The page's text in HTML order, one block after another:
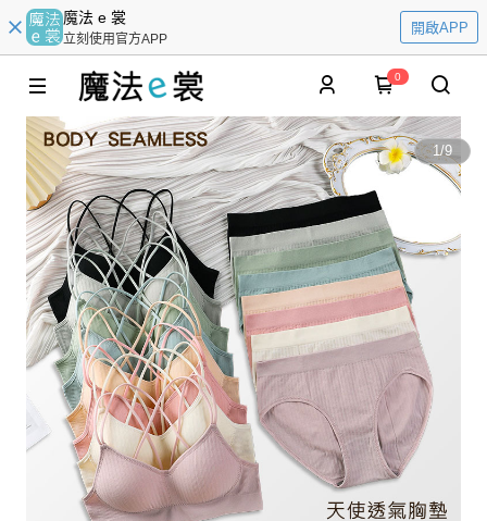
魔法 e 裳
立刻使用官方APP
開啟APP
0
1/9